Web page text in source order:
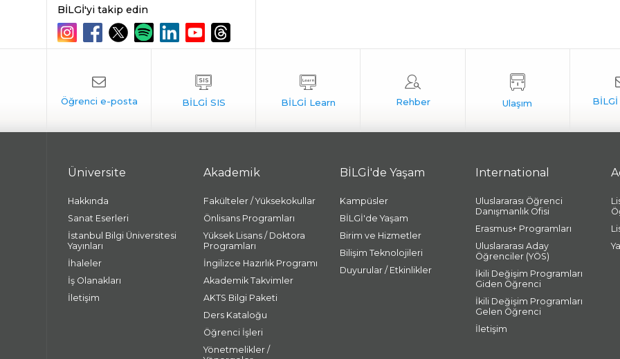
BİLGİ'yi takip edin
Üniversite
Hakkında
Sanat Eserleri
İstanbul Bilgi Üniversitesi
Yayınları
İhaleler
İş Olanakları
İletişim
Akademik
Fakülteler / Yüksekokullar
Önlisans Programları
Yüksek Lisans / Doktora
Programları
İngilizce Hazırlık Programı
Akademik Takvimler
AKTS Bilgi Paketi
Ders Kataloğu
Öğrenci İşleri
Yönetmelikler /
BİLGİ'de Yaşam
Kampüsler
BİLGİ'de Yaşam
Birim ve Hizmetler
Bilişim Teknolojileri
Duyurular / Etkinlikler
International
Uluslararası Öğrenci
Danışmanlık Ofisi
Erasmus+ Programları
Uluslararası Aday
Öğrenciler (YÖS)
İkili Değişim Programları
Giden Öğrenci
İkili Değişim Programları
Gelen Öğrenci
İletişim